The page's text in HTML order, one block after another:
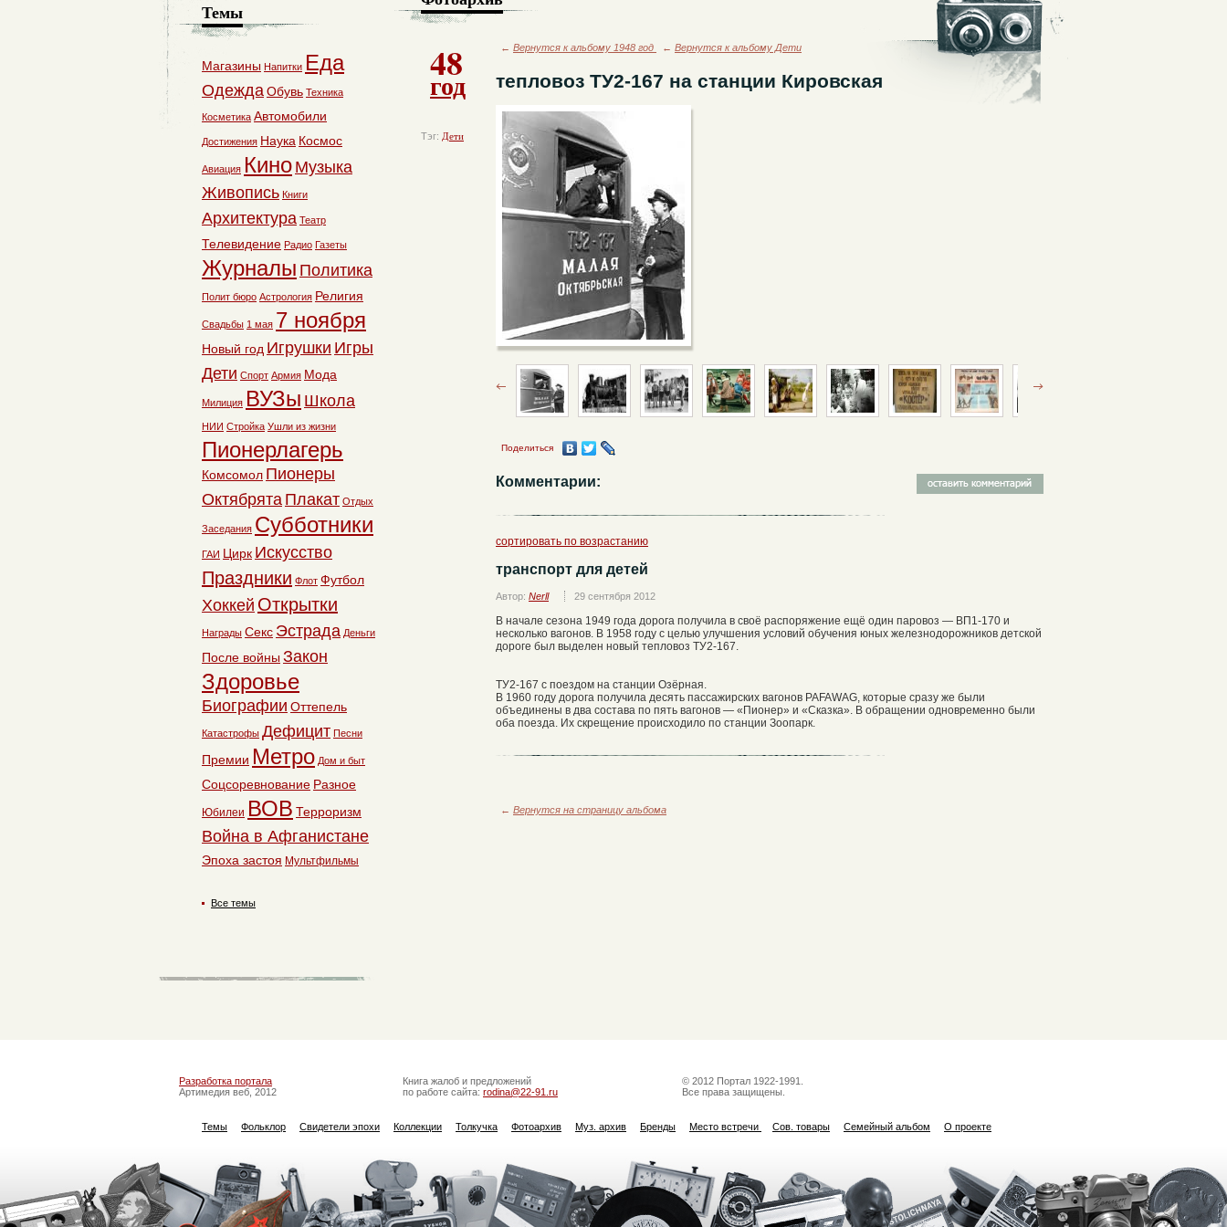
48
год
Тэг: Дети
← Вернутся к альбому 1948 год ← Вернутся к альбому Дети
тепловоз ТУ2-167 на станции Кировская
Поделиться
Комментарии:
сортировать по возрастанию
транспорт для детей
Автор: Nerll 29 сентября 2012
В начале сезона 1949 года дорога получила в своё распоряжение ещё один паровоз — ВП1-170 и
несколько вагонов. В 1958 году с целью улучшения условий обучения юных железнодорожников детской
дороге был выделен новый тепловоз ТУ2-167.
ТУ2-167 с поездом на станции Озёрная.
В 1960 году дорога получила десять пассажирских вагонов PAFAWAG, которые сразу же были
объединены в два состава по пять вагонов — «Пионер» и «Сказка». В обращении одновременно были
оба поезда. Их скрещение происходило по станции Зоопарк.
← Вернутся на страницу альбома
Темы
Магазины Напитки Еда
ОдеждаОбувь Техника
Косметика Автомобили
Достижения Наука Космос
Авиация Кино Музыка
Живопись Книги
Архитектура Театр
Телевидение Радио Газеты
Журналы Политика
Полит бюро Астрология Религия
Свадьбы 1 мая 7 ноября
Новый год Игрушки Игры
Дети Спорт Армия Мода
Милиция ВУЗы Школа
НИИ Стройка Ушли из жизни
Пионерлагерь
Комсомол Пионеры
Октябрята Плакат Отдых
Заседания Субботники
ГАИ Цирк Искусство
Праздники Флот Футбол
Хоккей Открытки
Награды Секс Эстрада Деньги
После войны Закон
Здоровье
Биографии Оттепель
Катастрофы Дефицит Песни
Премии Метро Дом и быт
Соцсоревнование Разное
Юбилеи ВОВ Терроризм
Война в Афганистане
Эпоха застоя Мультфильмы
Все темы
Разработка портала
Артимедия веб, 2012
Книга жалоб и предложений
по работе сайта: rodina@22-91.ru
© 2012 Портал 1922-1991.
Все права защищены.
Темы Фольклор Свидетели эпохи Коллекции Толкучка Фотоархив Муз. архив Бренды Место встречи Сов. товары Семейный альбом О проекте